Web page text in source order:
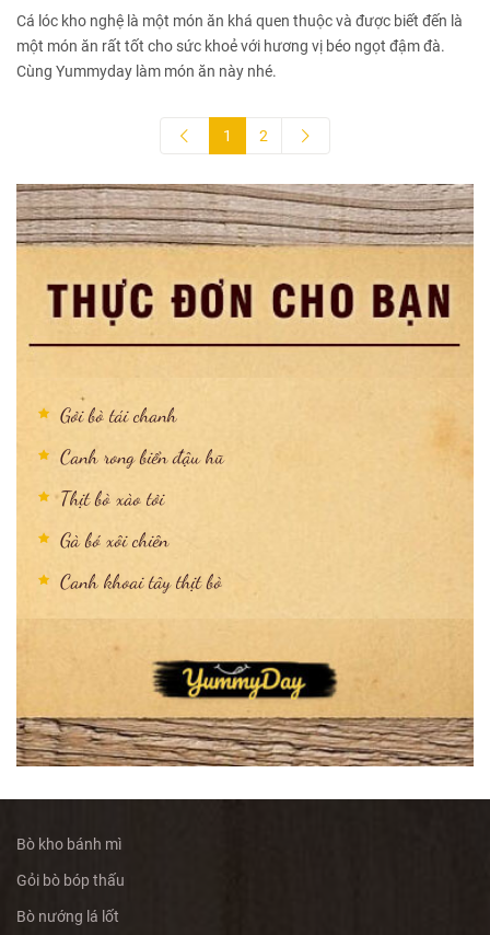
Cá lóc kho nghệ là một món ăn khá quen thuộc và được biết đến là
một món ăn rất tốt cho sức khoẻ với hương vị béo ngọt đậm đà.
Cùng Yummyday làm món ăn này nhé.
1 2
Gỏi bò tái chanh
Canh rong biển đậu hũ
Thịt bò xào tỏi
Gà bó xôi chiên
Canh khoai tây thịt bò
Bò kho bánh mì
Gỏi bò bóp thấu
Bò nướng lá lốt